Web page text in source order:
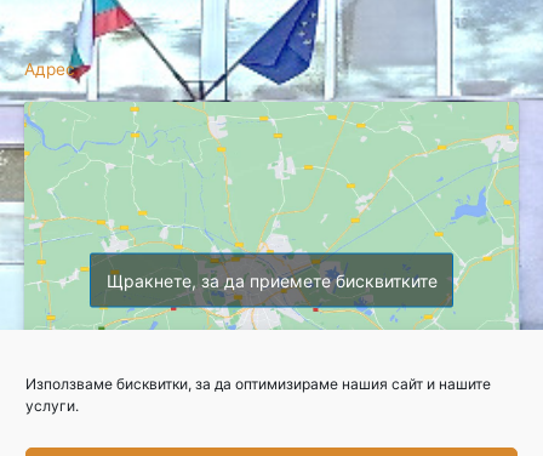
Използваме бисквитки, за да оптимизираме нашия сайт и нашите
услуги.
Адрес
Щракнете, за да приемете бисквитките